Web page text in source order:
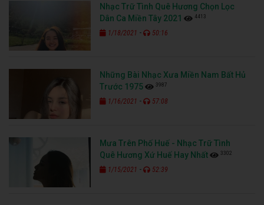
Nhạc Trữ Tình Quê Hương Chọn Lọc
Dân Ca Miền Tây 2021
4413
1/18/2021 - 50:16
Những Bài Nhạc Xưa Miền Nam Bất Hủ
Trước 1975
3987
1/16/2021 - 57:08
Mưa Trên Phố Huế - Nhạc Trữ Tình
Quê Hương Xứ Huế Hay Nhất
3302
1/15/2021 - 52:39